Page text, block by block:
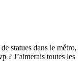
statues dans le métro,
? J’aimerais toutes les